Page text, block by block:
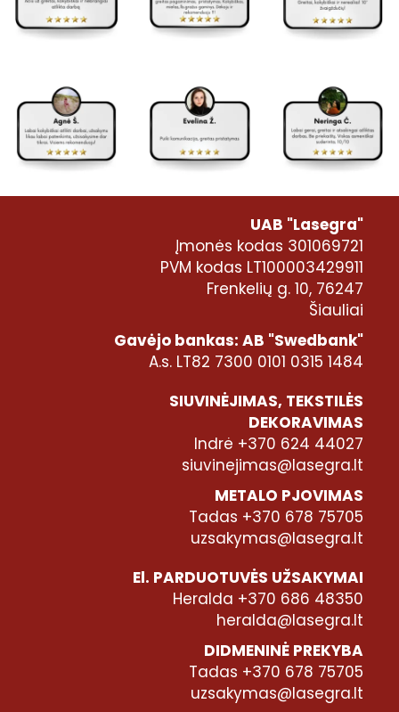
UAB "Lasegra"
Įmonės kodas 301069721
PVM kodas LT100003429911
Frenkelių g. 10, 76247
Šiauliai
Gavėjo bankas: AB "Swedbank"
A.s. LT82 7300 0101 0315 1484
SIUVINĖJIMAS, TEKSTILĖS
DEKORAVIMAS
Indrė +370 624 44027
siuvinejimas@lasegra.lt
METALO PJOVIMAS
Tadas +370 678 75705
uzsakymas@lasegra.lt
El. PARDUOTUVĖS UŽSAKYMAI
Heralda +370 686 48350
heralda@lasegra.lt
DIDMENINĖ PREKYBA
Tadas +370 678 75705
uzsakymas@lasegra.lt